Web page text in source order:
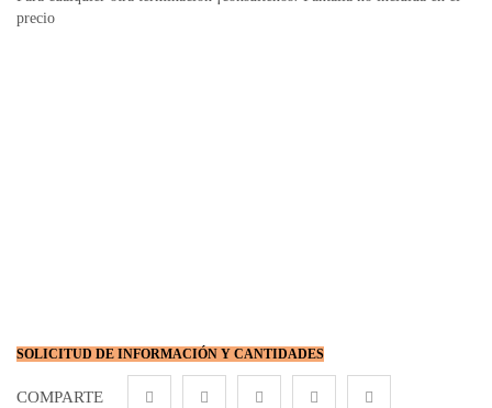
precio
SOLICITUD DE INFORMACIÓN Y CANTIDADES
COMPARTE